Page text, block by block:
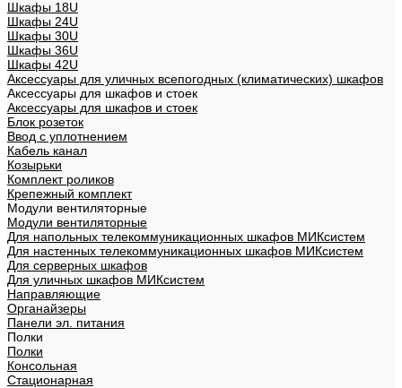
Шкафы 18U
Шкафы 24U
Шкафы 30U
Шкафы 36U
Шкафы 42U
Аксессуары для уличных всепогодных (климатических) шкафов
Аксессуары для шкафов и стоек
Аксессуары для шкафов и стоек
Блок розеток
Ввод с уплотнением
Кабель канал
Козырьки
Комплект роликов
Крепежный комплект
Модули вентиляторные
Модули вентиляторные
Для напольных телекоммуникационных шкафов МИКсистем
Для настенных телекоммуникационных шкафов МИКсистем
Для серверных шкафов
Для уличных шкафов МИКсистем
Направляющие
Органайзеры
Панели эл. питания
Полки
Полки
Консольная
Стационарная